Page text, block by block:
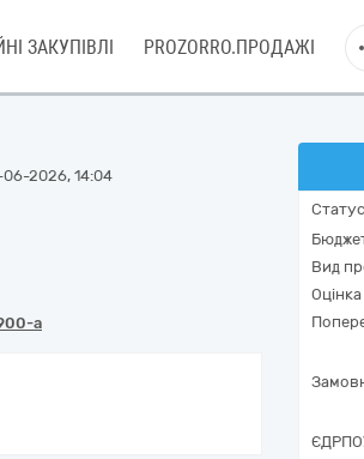
ЗАКУПІВЛІ PROZORRO.ПРОДАЖІ
06-2026, 14:04
a
Вид